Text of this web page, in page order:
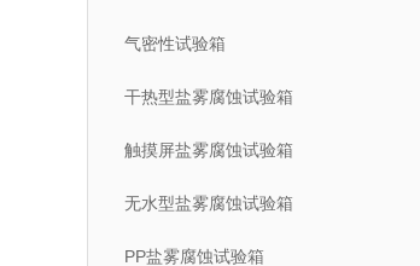
气密性试验箱
干热型盐雾腐蚀试验箱
触摸屏盐雾腐蚀试验箱
无水型盐雾腐蚀试验箱
PP盐雾腐蚀试验箱